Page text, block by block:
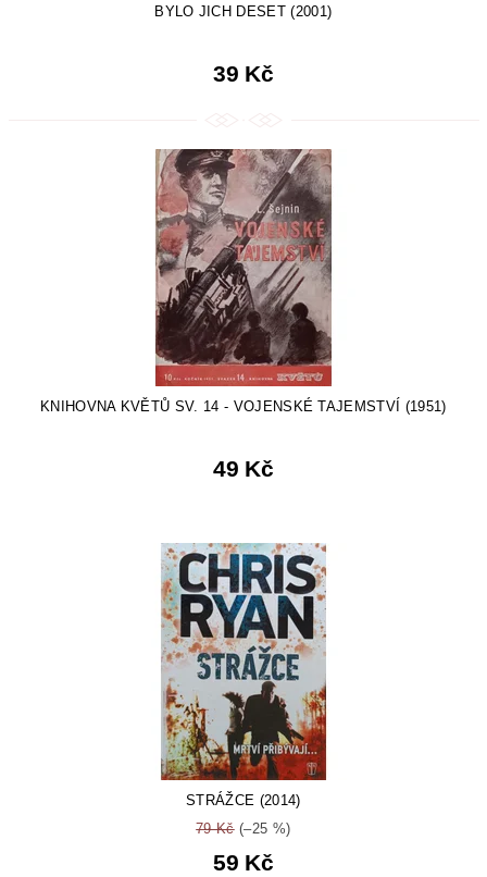
BYLO JICH DESET (2001)
39 Kč
KNIHOVNA KVĚTŮ SV. 14 - VOJENSKÉ TAJEMSTVÍ (1951)
49 Kč
STRÁŽCE (2014)
79 Kč(–25 %)
59 Kč